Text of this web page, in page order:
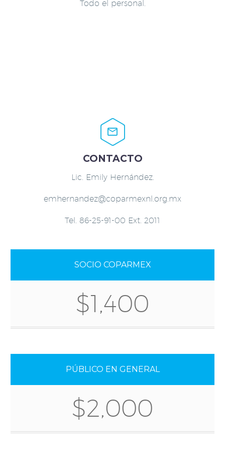
Todo el personal.


CONTACTO
Lic. Emily Hernández.
emhernandez@coparmexnl.org.mx
Tel. 86-25-91-00 Ext. 2011
SOCIO COPARMEX
$1,400
PÚBLICO EN GENERAL
$2,000